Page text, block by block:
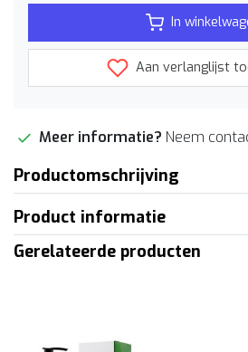
In
Aan verlanglijst
Meer informatie? Neem
Productomschrijving
Product informatie
Gerelateerde producten